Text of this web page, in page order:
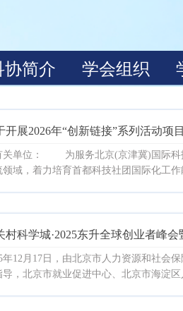
开展2026年“创新链接”系列活动项
关单位： 为服务北京(京津冀)国际科
领域，着力培育首都科技社团国际化工
村科学城·2025东升全球创业者峰
年12月17日，由北京市人力资源和社会
导，北京市就业促进中心、北京市海淀